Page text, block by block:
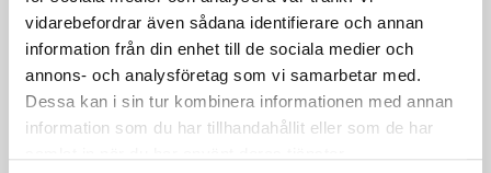
vidarebefordrar även sådana identifierare och annan
information från din enhet till de sociala medier och
annons- och analysföretag som vi samarbetar med.
Dessa kan i sin tur kombinera informationen med annan
information som du har tillhandahållit eller som de har